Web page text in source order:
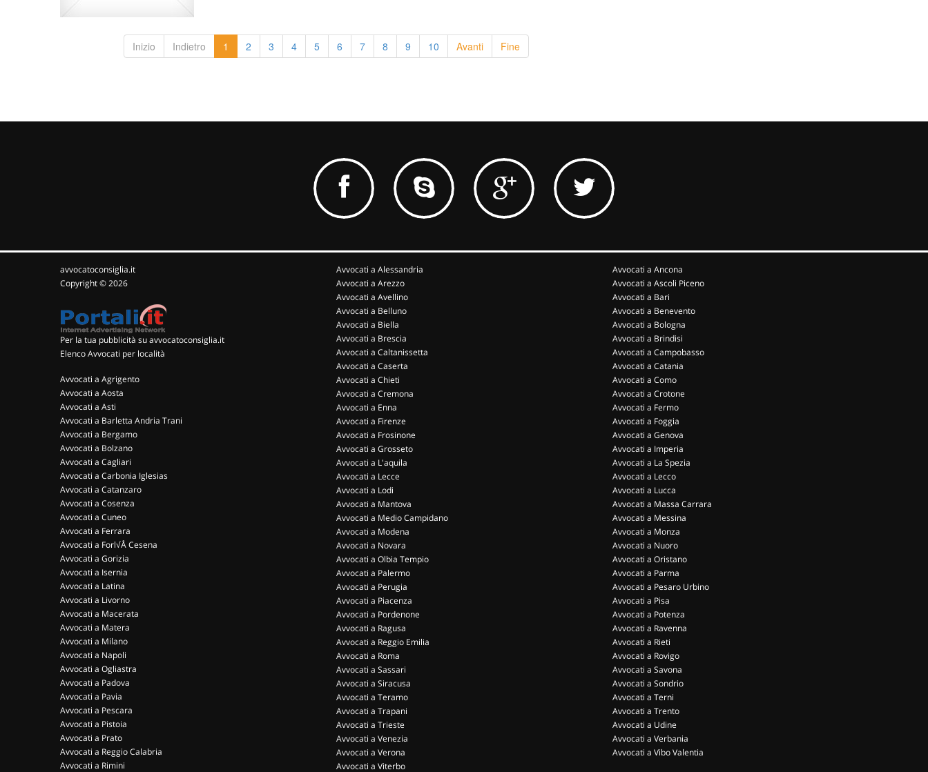
Inizio Indietro 1 2 3 4 5 6 7 8 9 10 Avanti Fine
avvocatoconsiglia.it
Copyright © 2026
Per la tua pubblicità su avvocatoconsiglia.it
Elenco Avvocati per località
Avvocati a Agrigento
Avvocati a Aosta
Avvocati a Asti
Avvocati a Barletta Andria Trani
Avvocati a Bergamo
Avvocati a Bolzano
Avvocati a Cagliari
Avvocati a Carbonia Iglesias
Avvocati a Catanzaro
Avvocati a Cosenza
Avvocati a Cuneo
Avvocati a Ferrara
Avvocati a Forl√Å Cesena
Avvocati a Gorizia
Avvocati a Isernia
Avvocati a Latina
Avvocati a Livorno
Avvocati a Macerata
Avvocati a Matera
Avvocati a Milano
Avvocati a Napoli
Avvocati a Ogliastra
Avvocati a Padova
Avvocati a Pavia
Avvocati a Pescara
Avvocati a Pistoia
Avvocati a Prato
Avvocati a Reggio Calabria
Avvocati a Rimini
Avvocati a Alessandria
Avvocati a Arezzo
Avvocati a Avellino
Avvocati a Belluno
Avvocati a Biella
Avvocati a Brescia
Avvocati a Caltanissetta
Avvocati a Caserta
Avvocati a Chieti
Avvocati a Cremona
Avvocati a Enna
Avvocati a Firenze
Avvocati a Frosinone
Avvocati a Grosseto
Avvocati a L'aquila
Avvocati a Lecce
Avvocati a Lodi
Avvocati a Mantova
Avvocati a Medio Campidano
Avvocati a Modena
Avvocati a Novara
Avvocati a Olbia Tempio
Avvocati a Palermo
Avvocati a Perugia
Avvocati a Piacenza
Avvocati a Pordenone
Avvocati a Ragusa
Avvocati a Reggio Emilia
Avvocati a Roma
Avvocati a Sassari
Avvocati a Siracusa
Avvocati a Teramo
Avvocati a Trapani
Avvocati a Trieste
Avvocati a Venezia
Avvocati a Verona
Avvocati a Viterbo
Avvocati a Ancona
Avvocati a Ascoli Piceno
Avvocati a Bari
Avvocati a Benevento
Avvocati a Bologna
Avvocati a Brindisi
Avvocati a Campobasso
Avvocati a Catania
Avvocati a Como
Avvocati a Crotone
Avvocati a Fermo
Avvocati a Foggia
Avvocati a Genova
Avvocati a Imperia
Avvocati a La Spezia
Avvocati a Lecco
Avvocati a Lucca
Avvocati a Massa Carrara
Avvocati a Messina
Avvocati a Monza
Avvocati a Nuoro
Avvocati a Oristano
Avvocati a Parma
Avvocati a Pesaro Urbino
Avvocati a Pisa
Avvocati a Potenza
Avvocati a Ravenna
Avvocati a Rieti
Avvocati a Rovigo
Avvocati a Savona
Avvocati a Sondrio
Avvocati a Terni
Avvocati a Trento
Avvocati a Udine
Avvocati a Verbania
Avvocati a Vibo Valentia